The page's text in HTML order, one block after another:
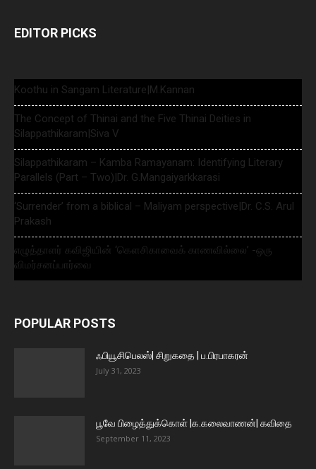
EDITOR PICKS
Koothu in Sangam Literature|M.Kannan
The Concept of Thinai and the Five Thinai Deities in
Silappathikaram|Siva V
Silappathikaram – Kamba Ramayanam: Identifying Literary
Parallels (Part – Two)|Dr. G.Mangaiyarkkarasi
‘Surrender’ from a biblical – Maliyam perspective|Dr. C.S. Arul
Prakash
எழுத்தாளர் கவிஜியின் ‘கௌசிகாவைக் காணவில்லை’ -ஒரு
விமர்சனப்பார்வை
POPULAR POSTS
ஃபியூசிபெலஸ்| சிறுகதை | ப.பிரபாகரன்
July 31, 2023
பூவே பிழைத்துக்கொள் |க.கலைவாணன்| கவிதை
September 11, 2023